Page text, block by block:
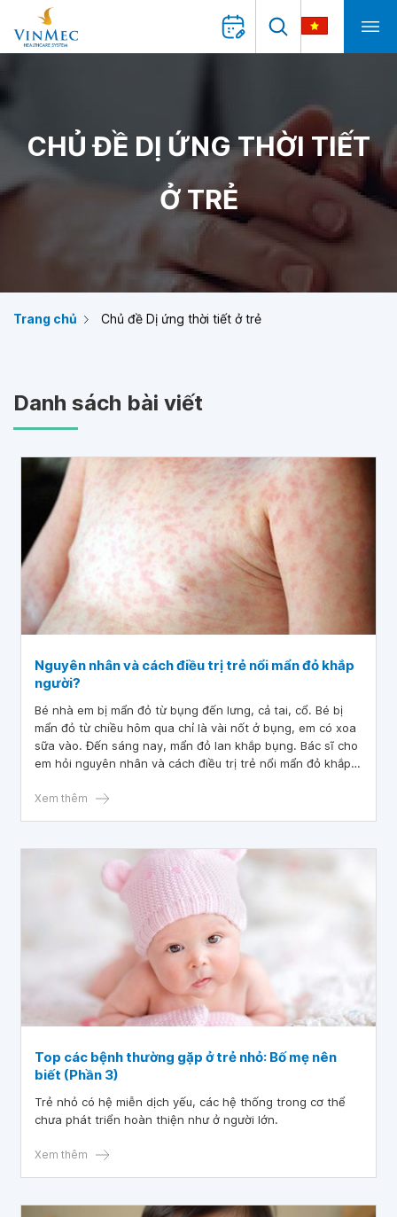
CHỦ ĐỀ DỊ ỨNG THỜI TIẾT
Ở TRẺ
Trang chủ Chủ đề Dị ứng thời tiết ở trẻ
Danh sách bài viết
Nguyên nhân và cách điều trị trẻ nổi mẩn đỏ khắp
người?
Bé nhà em bị mẩn đỏ từ bụng đến lưng, cả tai, cổ. Bé bị
mẩn đỏ từ chiều hôm qua chỉ là vài nốt ở bụng, em có xoa
sữa vào. Đến sáng nay, mẩn đỏ lan khắp bụng. Bác sĩ cho
em hỏi nguyên nhân và cách điều trị trẻ nổi mẩn đỏ khắp
Xem thêm
Top các bệnh thường gặp ở trẻ nhỏ: Bố mẹ nên
biết (Phần 3)
Trẻ nhỏ có hệ miễn dịch yếu, các hệ thống trong cơ thể
chưa phát triển hoàn thiện như ở người lớn.
Xem thêm